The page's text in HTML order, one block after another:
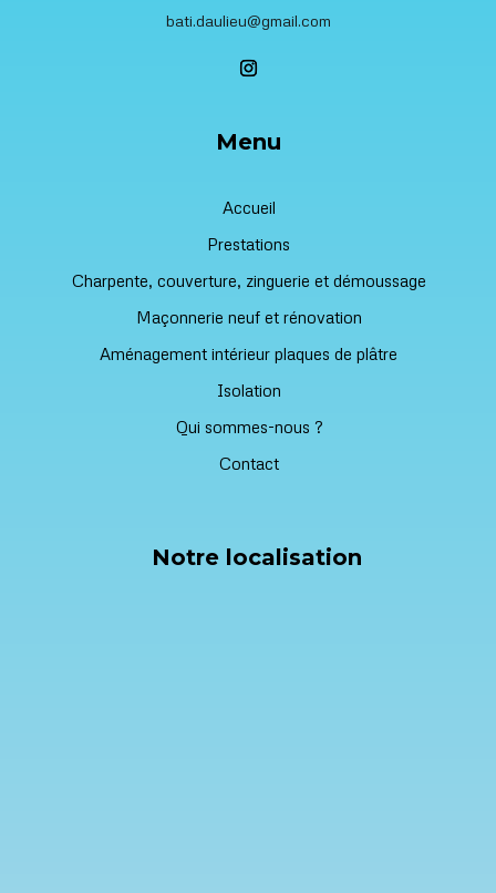
bati.daulieu@gmail.com
Menu
Accueil
Prestations
Charpente, couverture, zinguerie et démoussage
Maçonnerie neuf et rénovation
Aménagement intérieur plaques de plâtre
Isolation
Qui sommes-nous ?
Contact
Notre localisation